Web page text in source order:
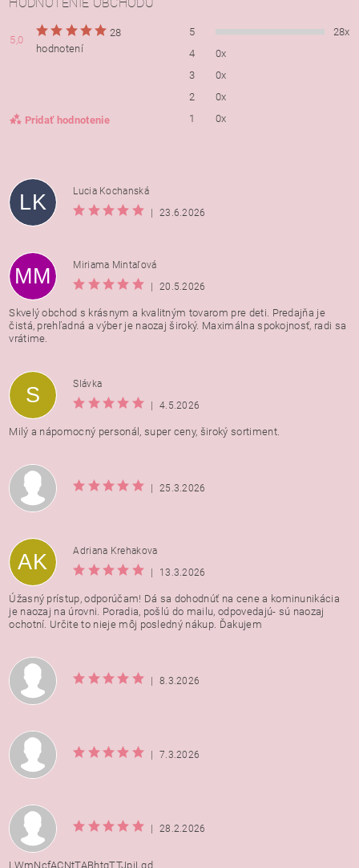
5,0
28
hodnotení
Pridať hodnotenie
5
28x
4
0x
3
0x
2
0x
1
0x
Vložením hodnotenie súhlasíte s
osobných údajov
LK
Lucia Kochanská
|
23.6.2026
MM
Miriama Mintaľová
|
20.5.2026
Skvelý obchod s krásnym a kvalitným tovarom pre deti. Predajňa je
čistá, prehľadná a výber je naozaj široký. Maximálna spokojnosť, radi sa
vrátime.
S
Slávka
|
4.5.2026
Milý a nápomocný personál, super ceny, široký sortiment.
| 25.3.2026
AK
Adriana Krehakova
|
13.3.2026
Úžasný prístup, odporúčam! Dá sa dohodnúť na cene a kominunikácia
je naozaj na úrovni. Poradia, pošlú do mailu, odpovedajú- sú naozaj
ochotní. Určite to nieje môj posledný nákup. Ďakujem
| 8.3.2026
| 7.3.2026
| 28.2.2026
LWmNcfACNtTABhtqTTJpjLqd